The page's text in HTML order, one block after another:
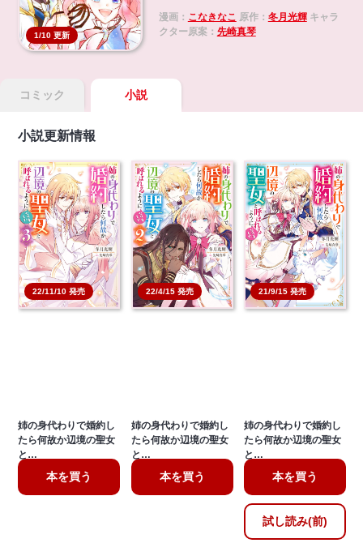
1/10 更新
漫画： こなきなこ 原作： 冬月光輝キャラ
クター原案： 先崎真琴
コミック 小説
小説更新情報
22/11/10 発売
姉の身代わりで婚約し
たら何故か辺境の聖女
と…
本を買う
22/4/15 発売
姉の身代わりで婚約し
たら何故か辺境の聖女
と…
本を買う
21/9/15 発売
姉の身代わりで婚約し
たら何故か辺境の聖女
と…
本を買う
試し読み(前)